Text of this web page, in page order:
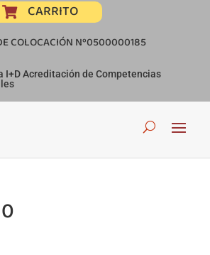
 CARRITO
COLOCACIÓN Nº0500000185
I+D Acreditación de Competencias